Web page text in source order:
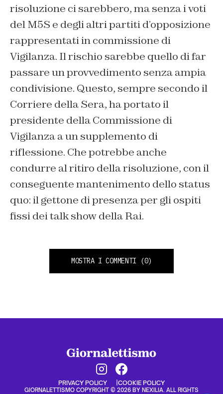
risoluzione ci sarebbero, ma senza i voti
del M5S e degli altri partiti d’opposizione
rappresentati in commissione di
Vigilanza. Il rischio sarebbe quello di far
passare un provvedimento senza ampia
condivisione. Questo, sempre secondo il
Corriere della Sera, ha portato il
presidente della Commissione di
Vigilanza a un supplemento di
riflessione. Che potrebbe anche
condurre al ritiro della risoluzione, con il
conseguente mantenimento dello status
quo: il gettone di presenza per gli ospiti
fissi dei talk show della Rai.
MOSTRA I COMMENTI (0)
PRIVACY POLICY COOKIE POLICY
GIORNALETTISMO COPYRIGHT © 2026 BY NEXILIA. ALL RIGHTS